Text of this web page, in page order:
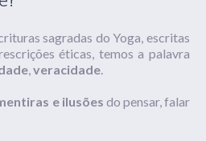
sagradas do Yoga, escritas
éticas, temos a palavra
,veracidade.
e ilusões do pensar, falar